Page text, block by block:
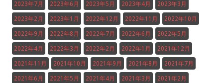
2023年7月 2023年6月 2023年5月 2023年4月 2023年3月
2023年2月 2023年1月 2022年12月 2022年11月 2022年10月
2022年9月 2022年8月 2022年7月 2022年6月 2022年5月
2022年4月 2022年3月 2022年2月 2022年1月 2021年12月
2021年11月 2021年10月 2021年9月 2021年8月 2021年7月
2021年6月 2021年5月 2021年4月 2021年3月 2021年2月